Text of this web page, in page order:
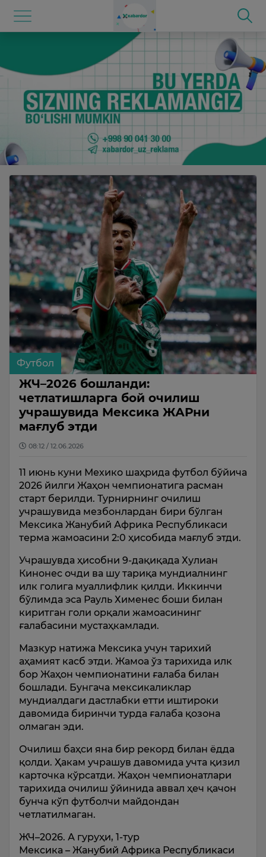
Футбол
ЖЧ–2026 бошланди:
четлатишларга бой очилиш
учрашувида Мексика ЖАРни
мағлуб этди
08:12 / 12.06.2026
11 июнь куни Мехико шаҳрида футбол бўйича
2026 йилги Жаҳон чемпионатига расман
старт берилди. Турнирнинг очилиш
учрашувида мезбонлардан бири бўлган
Мексика Жанубий Африка Республикаси
терма жамоасини 2:0 ҳисобида мағлуб этди.
Учрашувда ҳисобни 9-дақиқада Хулиан
Кинонес очди ва шу тариқа мундиалнинг
илк голига муаллифлик қилди. Иккинчи
бўлимда эса Рауль Хименес боши билан
киритган голи орқали жамоасининг
ғалабасини мустаҳкамлади.
Мазкур натижа Мексика учун тарихий
аҳамият касб этди. Жамоа ўз тарихида илк
бор Жаҳон чемпионатини ғалаба билан
бошлади. Бунгача мексикаликлар
мундиалдаги дастлабки етти иштироки
давомида биринчи турда ғалаба қозона
олмаган эди.
Очилиш баҳси яна бир рекорд билан ёдда
қолди. Ҳакам учрашув давомида учта қизил
карточка кўрсатди. Жаҳон чемпионатлари
тарихида очилиш ўйинида аввал ҳеч қачон
бунча кўп футболчи майдондан
четлатилмаган.
ЖЧ–2026. А гуруҳи, 1-тур
Мексика – Жанубий Африка Республикаси